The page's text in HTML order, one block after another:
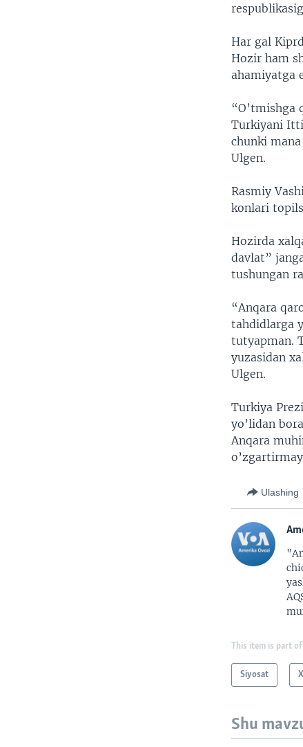
Har gal
Hozir ham
ahamiyatga
“O’tmishga
Turkiyani
chunki
Ulgen.
Rasmiy
konlari
Hozirda
davlat”
tushungan
“Anqara
tahdidlarga
tutyapman.
yuzasidan
Ulgen.
Turkiya
yo’lidan
Anqara
Ulashing
This item is part of
Siyosat
Shu